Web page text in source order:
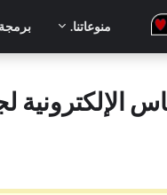
منوعاتنا.